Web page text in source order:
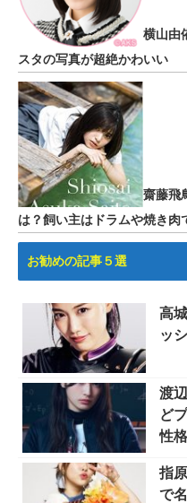
横山由
スタの写真が超絶かわいい
齋藤飛
は？飼い主はドラムや焼き肉
お勧めの記事５選
高
ッ
渡
ど
性
指
で